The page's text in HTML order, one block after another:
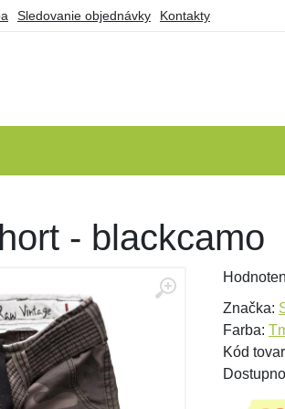
Sledovanie objednávky Kontakty
- blackcamo
Značka:
Farba:
Kód